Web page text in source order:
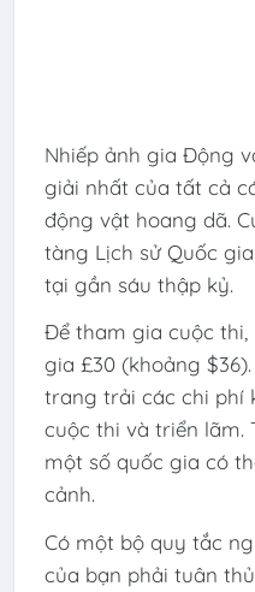
Nhiếp ảnh gia Động
giải nhất của tất cả
động vật hoang dã.
tàng Lịch sử Quốc
tại gần sáu thập kỷ.
Để tham gia cuộc
gia £30 (khoảng
trang trải các chi phí
cuộc thi và triển lãm.
một số quốc gia có
cảnh.
Có một bộ quy tắc
của bạn phải tuân